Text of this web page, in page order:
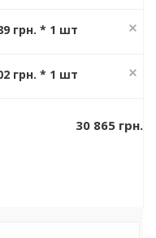
грн. * 1 шт
грн. * 1 шт
30 865 грн.